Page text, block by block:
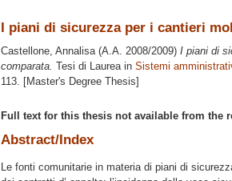
I piani di sicurezza per i cantieri
Castellone, Annalisa(A.A. 2008/2009) I piani di
comparata. Tesi di Laurea in Sistemi
113. [Master's Degree Thesis]
Full text for this thesis not available from the
Abstract/Index
Le fonti comunitarie in materia di piani di